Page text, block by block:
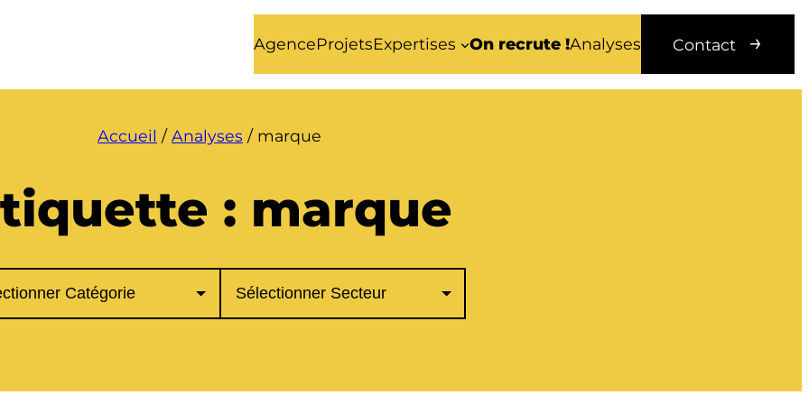
AgenceProjetsExpertises On recrute !Analyses Contact
Accueil / Analyses / marque
: marque